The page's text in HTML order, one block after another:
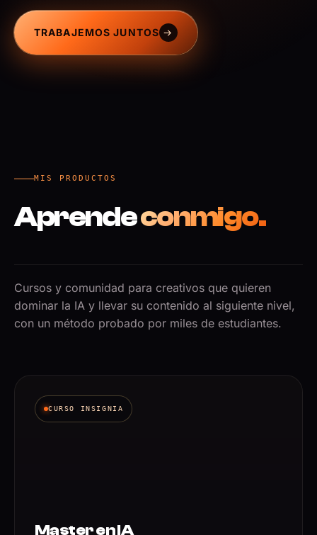
TRABAJEMOS JUNTOS →
MIS PRODUCTOS
Aprendeconmigo.
Cursos y comunidad para creativos que quieren
dominar la IA y llevar su contenido al siguiente nivel,
con un método probado por miles de estudiantes.
CURSO INSIGNIA
Master en IA